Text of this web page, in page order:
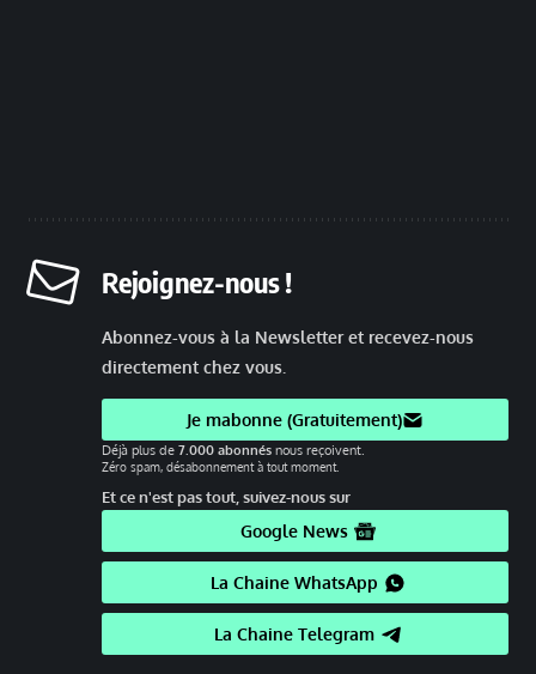
Rejoignez-nous !
Abonnez-vous à la Newsletter et recevez-nous
directement chez vous.
Je mabonne (Gratuitement)
Déjà plus de 7.000 abonnés nous reçoivent.
Zéro spam, désabonnement à tout moment.
Et ce n'est pas tout, suivez-nous sur
Google News
La Chaine WhatsApp
La Chaine Telegram